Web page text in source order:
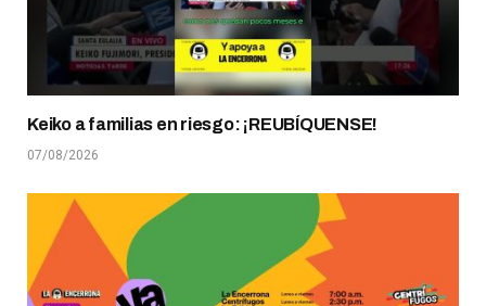
Keiko a familias en riesgo: ¡REUBÍQUENSE!
07/08/2026